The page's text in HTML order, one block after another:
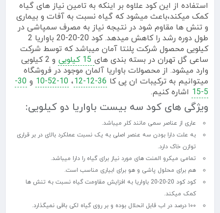
استفاده از این کود علاوه بر اینکه به تامین نیاز های گیاه
کمک میکند،باعث میشود که گیاه نسبت به آفات و بیماری
و تنش ها مقاوم شود در نتیجه نیاز به مصرف سمپاشی در
طول دوره رشد را کاهش میدهد. کود 20-20-20 باواریا 2
کیلویی محصول شرکت پلنتا آمان میباشد که توسط شرکت
ساعی گل تهران در بسته بندی های
و 2 کیلویی
وارد میشود. از محصولات باواریا آلمان موجود در فروشگاه
میتوانیم به ترکیبات ان پی کا 36-12-12 ، 10-52-10 و
30-
5-15
اشاره کنیم.
ویژگی های کود سه بیست باواریا دو کیلویی:
عاری از عناصر سمی مانند کلر میباشد.
به علت دارا بودن سه عنصر اصلی به یک نسبت عملکرد بالای در بر قراری
توازن خاک دارد.
تمامی میکرو المنت های مورد نیاز برای گیاه را دارا میباشد.
هم برای محلول پاشی و هو برای ابیاری مناسب است.
کود کود 20-20-20 باواریا به افزایش مقاومت گیاه نسبت به تنش ها
کمک میکند.
۱۰۰ درصد در اب قابل انحلال بوده و بر روی گیاه لکی باقی نمیگذارد.